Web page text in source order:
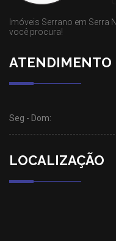
Imóveis Serrano em Serra
você procura!
ATENDIMENTO
Seg - Dom:
LOCALIZAÇÃO